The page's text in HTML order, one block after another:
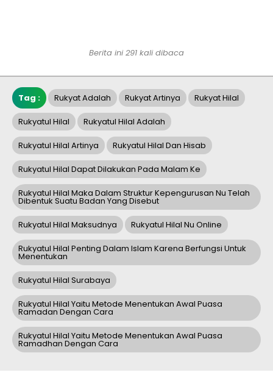
Berita ini 291 kali dibaca
Tag : Rukyat Adalah Rukyat Artinya Rukyat Hilal
Rukyatul Hilal Rukyatul Hilal Adalah
Rukyatul Hilal Artinya Rukyatul Hilal Dan Hisab
Rukyatul Hilal Dapat Dilakukan Pada Malam Ke
Rukyatul Hilal Maka Dalam Struktur Kepengurusan Nu Telah
Dibentuk Suatu Badan Yang Disebut
Rukyatul Hilal Maksudnya Rukyatul Hilal Nu Online
Rukyatul Hilal Penting Dalam Islam Karena Berfungsi Untuk
Menentukan
Rukyatul Hilal Surabaya
Rukyatul Hilal Yaitu Metode Menentukan Awal Puasa
Ramadan Dengan Cara
Rukyatul Hilal Yaitu Metode Menentukan Awal Puasa
Ramadhan Dengan Cara